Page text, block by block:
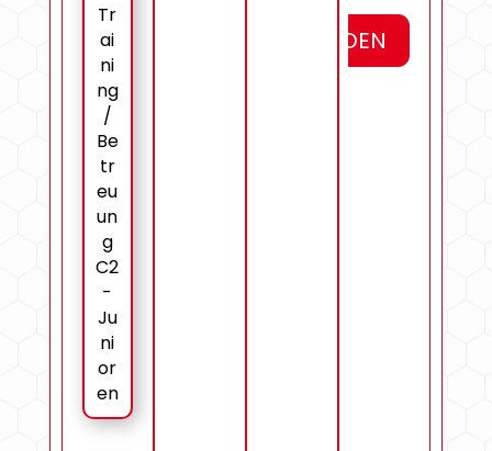
Tr
ai
ni
ng
/
Be
tr
eu
un
g
C2
-
Ju
ni
or
en
SENDEN